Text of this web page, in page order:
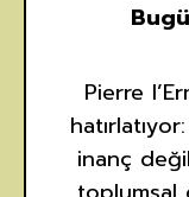
Pierre
hatırlatıyor:
inanç